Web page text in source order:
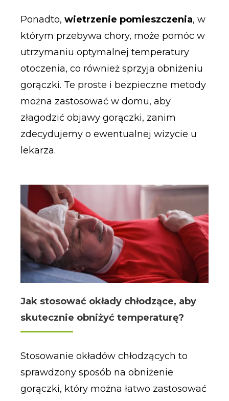
Ponadto, wietrzenie pomieszczenia, w
którym przebywa chory, może pomóc w
utrzymaniu optymalnej temperatury
otoczenia, co również sprzyja obniżeniu
gorączki. Te proste i bezpieczne metody
można zastosować w domu, aby
złagodzić objawy gorączki, zanim
zdecydujemy o ewentualnej wizycie u
lekarza.
Jak stosować okłady chłodzące, aby
skutecznie obniżyć temperaturę?
Stosowanie okładów chłodzących to
sprawdzony sposób na obniżenie
gorączki, który można łatwo zastosować